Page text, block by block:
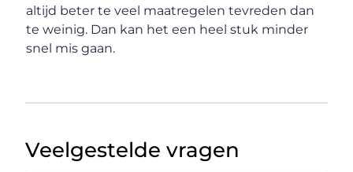
altijd beter te veel maatregelen tevreden dan
te weinig. Dan kan het een heel stuk minder
snel mis gaan.
Veelgestelde vragen